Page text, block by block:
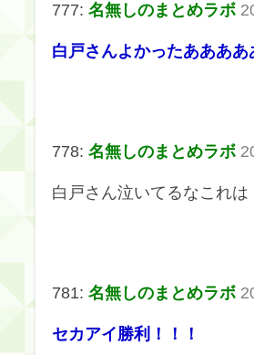
777: 名無しのまとめラボ
白戸さんよかったああああ
778: 名無しのまとめラボ
白戸さん泣いてるなこれは
781: 名無しのまとめラボ
セカアイ勝利！！！